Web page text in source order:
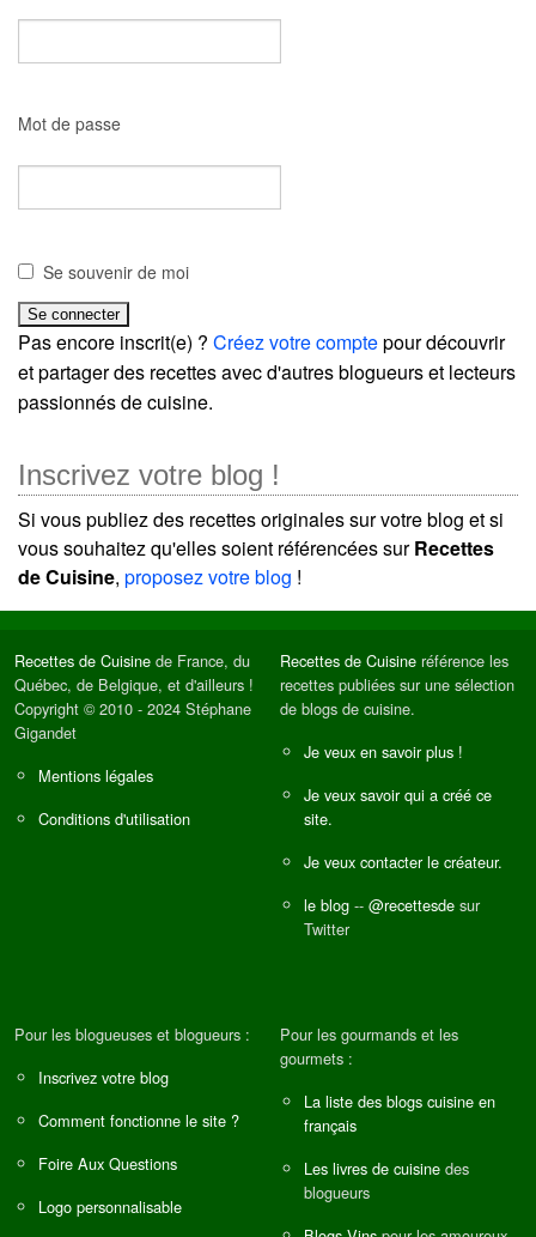
Mot de passe
Se souvenir de moi
Pas encore inscrit(e) ? Créez votre comptepour découvrir
et partager des recettes avec d'autres blogueurs et lecteurs
passionnés de cuisine.
Inscrivez votre blog !
Si vous publiez des recettes originales sur votre blog et si
vous souhaitez qu'elles soient référencées surRecettes
de Cuisine, proposez votre blog !
Recettes de Cuisine de France, du
Québec, de Belgique, et d'ailleurs !
Copyright © 2010 - 2024 Stéphane
Gigandet
Mentions légales
Conditions d'utilisation
Recettes de Cuisine référence les
recettes publiées sur une sélection
de blogs de cuisine.
Je veux en savoir plus !
Je veux savoir qui a créé ce
site.
Je veux contacter le créateur.
le blog -- @recettesde sur
Twitter
Pour les blogueuses et blogueurs :
Inscrivez votre blog
Comment fonctionne le site ?
Foire Aux Questions
Logo personnalisable
Pour les gourmands et les
gourmets :
La liste des blogs cuisine en
français
Les livres de cuisine des
blogueurs